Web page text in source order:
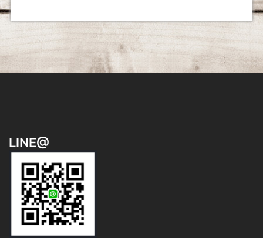
ョ
ン
LINE@